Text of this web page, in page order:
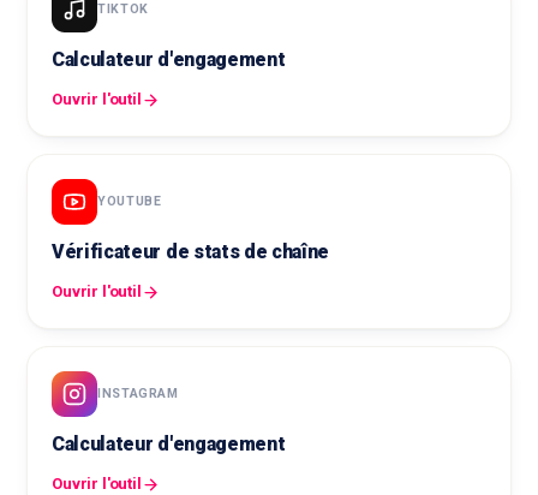
TIKTOK
Calculateur d'engagement
Ouvrir l'outil
YOUTUBE
Vérificateur de stats de chaîne
Ouvrir l'outil
INSTAGRAM
Calculateur d'engagement
Ouvrir l'outil